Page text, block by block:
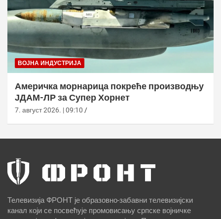
ВОЈНА ИНДУСТРИЈА
Америчка морнарица покреће производњу
ЈДАМ-ЛР за Супер Хорнет
7. август 2026. | 09:10
Телевизија ФРОНТ је образовно-забавни телевизијски
канал који се посвећује промовисању српске војничке